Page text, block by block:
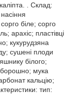
. Склад:
біле; сорго
арахіс; пластівці
кукурудзяна
сушені плоди
білого;
борошно; мука
кальцію;
тип: